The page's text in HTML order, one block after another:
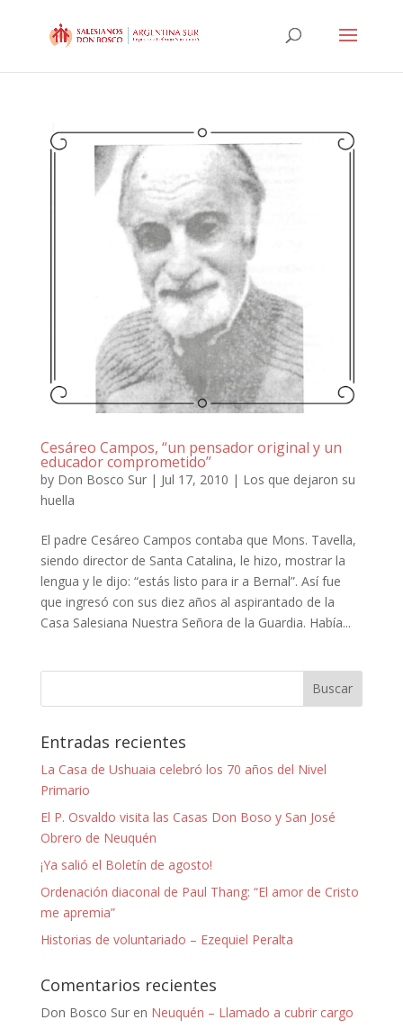
Cesáreo Campos, “un pensador original y un
educador comprometido”
by Don Bosco Sur| Jul 17, 2010 | Los que dejaron su
huella
El padre Cesáreo Campos contaba que Mons. Tavella,
siendo director de Santa Catalina, le hizo, mostrar la
lengua y le dijo: “estás listo para ir a Bernal”. Así fue
que ingresó con sus diez años al aspirantado de la
Casa Salesiana Nuestra Señora de la Guardia. Había...
Entradas recientes
La Casa de Ushuaia celebró los 70 años del Nivel
Primario
El P. Osvaldo visita las Casas Don Boso y San José
Obrero de Neuquén
¡Ya salió el Boletín de agosto!
Ordenación diaconal de Paul Thang: “El amor de Cristo
me apremia”
Historias de voluntariado – Ezequiel Peralta
Comentarios recientes
Don Bosco Suren Neuquén – Llamado a cubrir cargo